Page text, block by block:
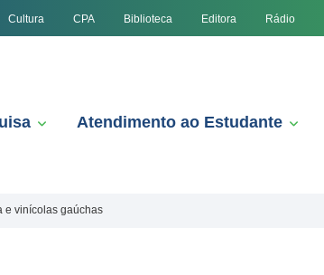
Cultura CPA Biblioteca Editora Rádio
Atendimento ao Estudante
e vinícolas gaúchas